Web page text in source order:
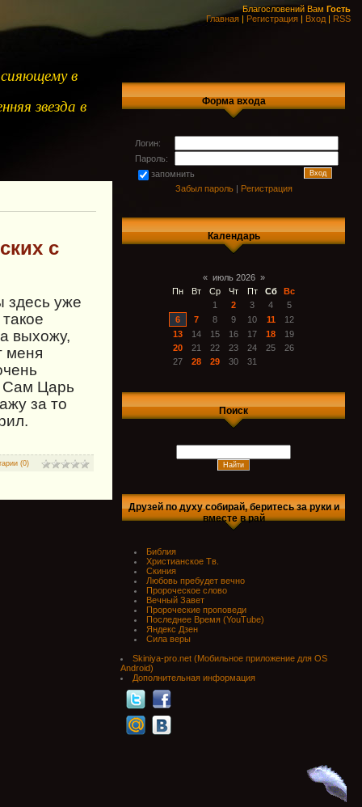
Благословений Вам Гость
Главная | Регистрация | Вход | RSS
в
звезда в
с
здесь уже
выхожу,
меня
Сам Царь
за то
(0)
Форма входа
Логин:
Пароль:
запомнить
Забыл пароль| Регистрация
Календарь
« июль 2026 »
Пн
Вт Ср Чт Пт Сб
Вс
1
2 3 4
5
6
7 8 9 10 11
12
13
14 15 16 17 18
19
20
21 22 23 24 25
26
27
28 29 30 31
Поиск
Друзей по духу собирай, беритесь за руки и
вместе в рай
Библия
Христианское Тв.
Скиния
Любовь пребудет вечно
Пророческое слово
Вечный Завет
Пророческие проповеди
Последнее Время (YouTube)
Яндекс Дзен
Сила веры
Skiniya-pro.net (Мобильное приложение для OS
Android)
Дополнительная информация